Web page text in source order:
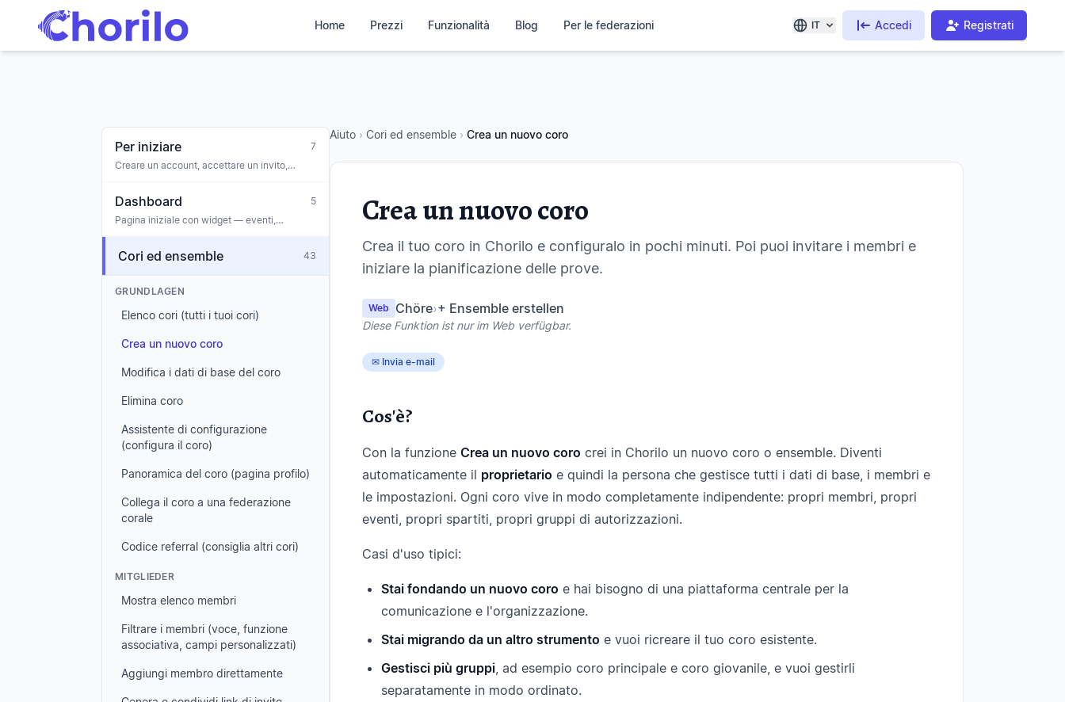
Home Prezzi Funzionalità Blog Per le federazioni IT Accedi Registrati
Per iniziare
7
Creare un account, accettare un invito,
Dashboard
5
Pagina iniziale con widget — eventi,
Cori ed ensemble 43
GRUNDLAGEN
Elenco cori (tutti i tuoi cori)
Crea un nuovo coro
Modifica i dati di base del coro
Elimina coro
Assistente di configurazione
(configura il coro)
Panoramica del coro (pagina profilo)
Collega il coro a una federazione
corale
Codice referral (consiglia altri cori)
MITGLIEDER
Mostra elenco membri
Filtrare i membri (voce, funzione
associativa, campi personalizzati)
Aggiungi membro direttamente
Aiuto › Cori ed ensemble › Crea un nuovo coro
Crea un nuovo coro
Crea il tuo coro in Chorilo e configuralo in pochi minuti. Poi puoi invitare i membri e
iniziare la pianificazione delle prove.
Web Chöre›+ Ensemble erstellen
Diese Funktion ist nur im Web verfügbar.
✉ Invia e-mail
Cos'è?
Con la funzione Crea un nuovo coro crei in Chorilo un nuovo coro o ensemble. Diventi
automaticamente il proprietario e quindi la persona che gestisce tutti i dati di base, i membri e
le impostazioni. Ogni coro vive in modo completamente indipendente: propri membri, propri
eventi, propri spartiti, propri gruppi di autorizzazioni.
Casi d'uso tipici:
Stai fondando un nuovo coro e hai bisogno di una piattaforma centrale per la
comunicazione e l'organizzazione.
Stai migrando da un altro strumento e vuoi ricreare il tuo coro esistente.
Gestisci più gruppi, ad esempio coro principale e coro giovanile, e vuoi gestirli
separatamente in modo ordinato.